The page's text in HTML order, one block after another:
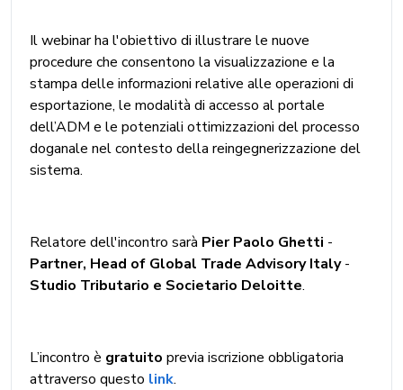
Il webinar ha l'obiettivo di illustrare le nuove
procedure che consentono la visualizzazione e la
stampa delle informazioni relative alle operazioni di
esportazione, le modalità di accesso al portale
dell’ADM e le potenziali ottimizzazioni del processo
doganale nel contesto della reingegnerizzazione del
sistema.
Relatore dell'incontro sarà Pier Paolo Ghetti -
Partner, Head of Global Trade Advisory Italy-
Studio Tributario e Societario Deloitte.
L’incontro è gratuito previa iscrizione obbligatoria
attraverso questo link.